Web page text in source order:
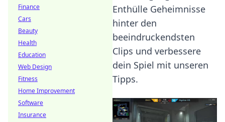
Enthülle Geheimnisse
hinter den
beeindruckendsten
Clips und verbessere
dein Spiel mit unseren
Tipps.
Finance
Cars
Beauty
Health
Education
Web Design
Fitness
Home Improvement
Software
Insurance